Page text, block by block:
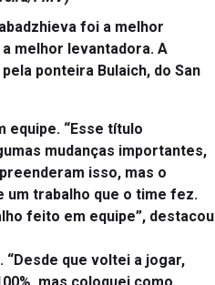
foi a melhor
melhor levantadora. A
ponteira Bulaich, do San
“Esse título
mudanças importantes,
isso, mas o
trabalho que o time fez.
feito em equipe”, destacou
que voltei a jogar,
mas coloquei como